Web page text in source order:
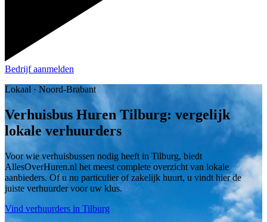
Bedrijf aanmelden
Lokaal · Noord-Brabant
Verhuisbus Huren Tilburg: vergelijk
lokale verhuurders
Voor wie verhuisbussen nodig heeft in Tilburg, biedt
AllesOverHuren.nl het meest complete overzicht van lokale
aanbieders. Of u nu particulier of zakelijk huurt, u vindt hier de
juiste verhuurder voor uw klus.
Vind verhuurders in Tilburg